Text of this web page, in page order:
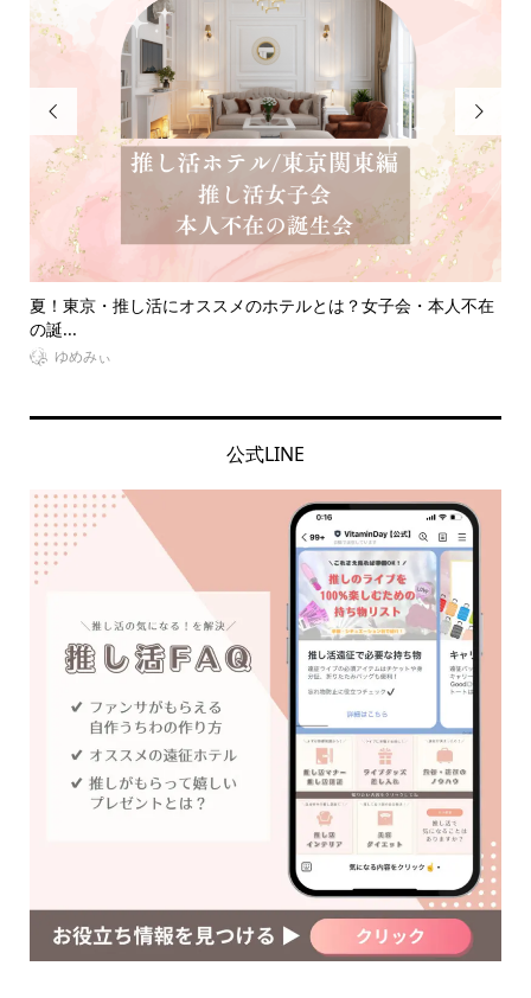

本人不在 大阪遠征にオススメ！オタクに優しい安い推し活ホテル18
VitaminDay編集部

公式LINE